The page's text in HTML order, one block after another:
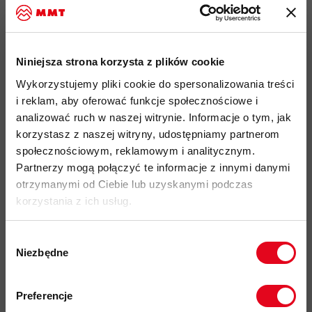
Niniejsza strona korzysta z plików cookie
Wykorzystujemy pliki cookie do spersonalizowania treści
i reklam, aby oferować funkcje społecznościowe i
analizować ruch w naszej witrynie. Informacje o tym, jak
korzystasz z naszej witryny, udostępniamy partnerom
społecznościowym, reklamowym i analitycznym.
Partnerzy mogą połączyć te informacje z innymi danymi
otrzymanymi od Ciebie lub uzyskanymi podczas
korzystania z ich usług.
zgody
Niezbędne
Preferencje
2 boczne kieszenie zapinane na zamki błyskawiczne YKK
elastyczny dół i mankiety dla lepszego dopasowania
przyjazność środowiskowa:certyfikat bluesign, Fair Wear,
materiały pochodzące z recyklingu, Solution dye
kod produktu: 1014-04360
Więcej o produkcie
Specyfikacja
odbierz